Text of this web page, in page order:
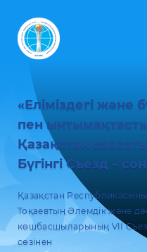
«Еліміздегі және
пен
Қазақстан
Бүгінгі Съезд –
Қазақстан
Тоқаевтың Әлемдік және
көшбасшыларының VII
сөзінен